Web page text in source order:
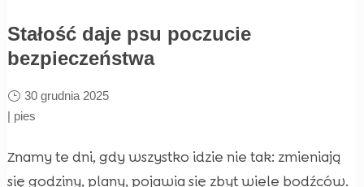
Stałość daje psu poczucie
bezpieczeństwa
30 grudnia 2025
| pies
Znamy te dni, gdy wszystko idzie nie tak: zmieniają
się godziny, plany, pojawia się zbyt wiele bodźców.